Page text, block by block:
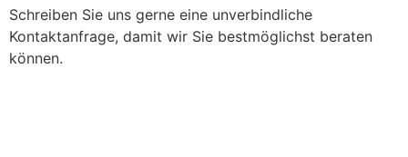
Schreiben Sie uns gerne eine unverbindliche
Kontaktanfrage, damit wir Sie bestmöglichst beraten
können.